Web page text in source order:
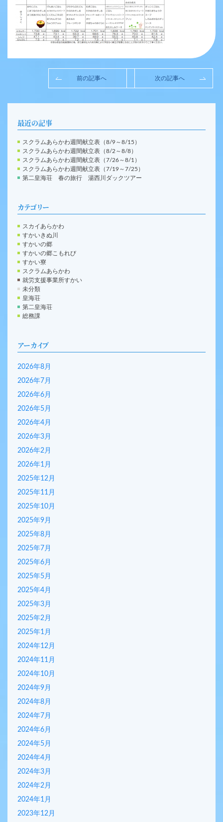
前の記事へ 次の記事へ
最近の記事
スクラムあらかわ週間献立表（8/9～8/15）
スクラムあらかわ週間献立表（8/2～8/8）
スクラムあらかわ週間献立表（7/26～8/1）
スクラムあらかわ週間献立表（7/19～7/25）
第二皇海荘 春の旅行 湯西川ダックツアー
カテゴリー
スカイあらかわ
すかいきぬ川
すかいの郷
すかいの郷こもれび
すかい寮
スクラムあらかわ
就労支援事業所すかい
未分類
皇海荘
第二皇海荘
総務課
アーカイブ
2026年8月
2026年7月
2026年6月
2026年5月
2026年4月
2026年3月
2026年2月
2026年1月
2025年12月
2025年11月
2025年10月
2025年9月
2025年8月
2025年7月
2025年6月
2025年5月
2025年4月
2025年3月
2025年2月
2025年1月
2024年12月
2024年11月
2024年10月
2024年9月
2024年8月
2024年7月
2024年6月
2024年5月
2024年4月
2024年3月
2024年2月
2024年1月
2023年12月